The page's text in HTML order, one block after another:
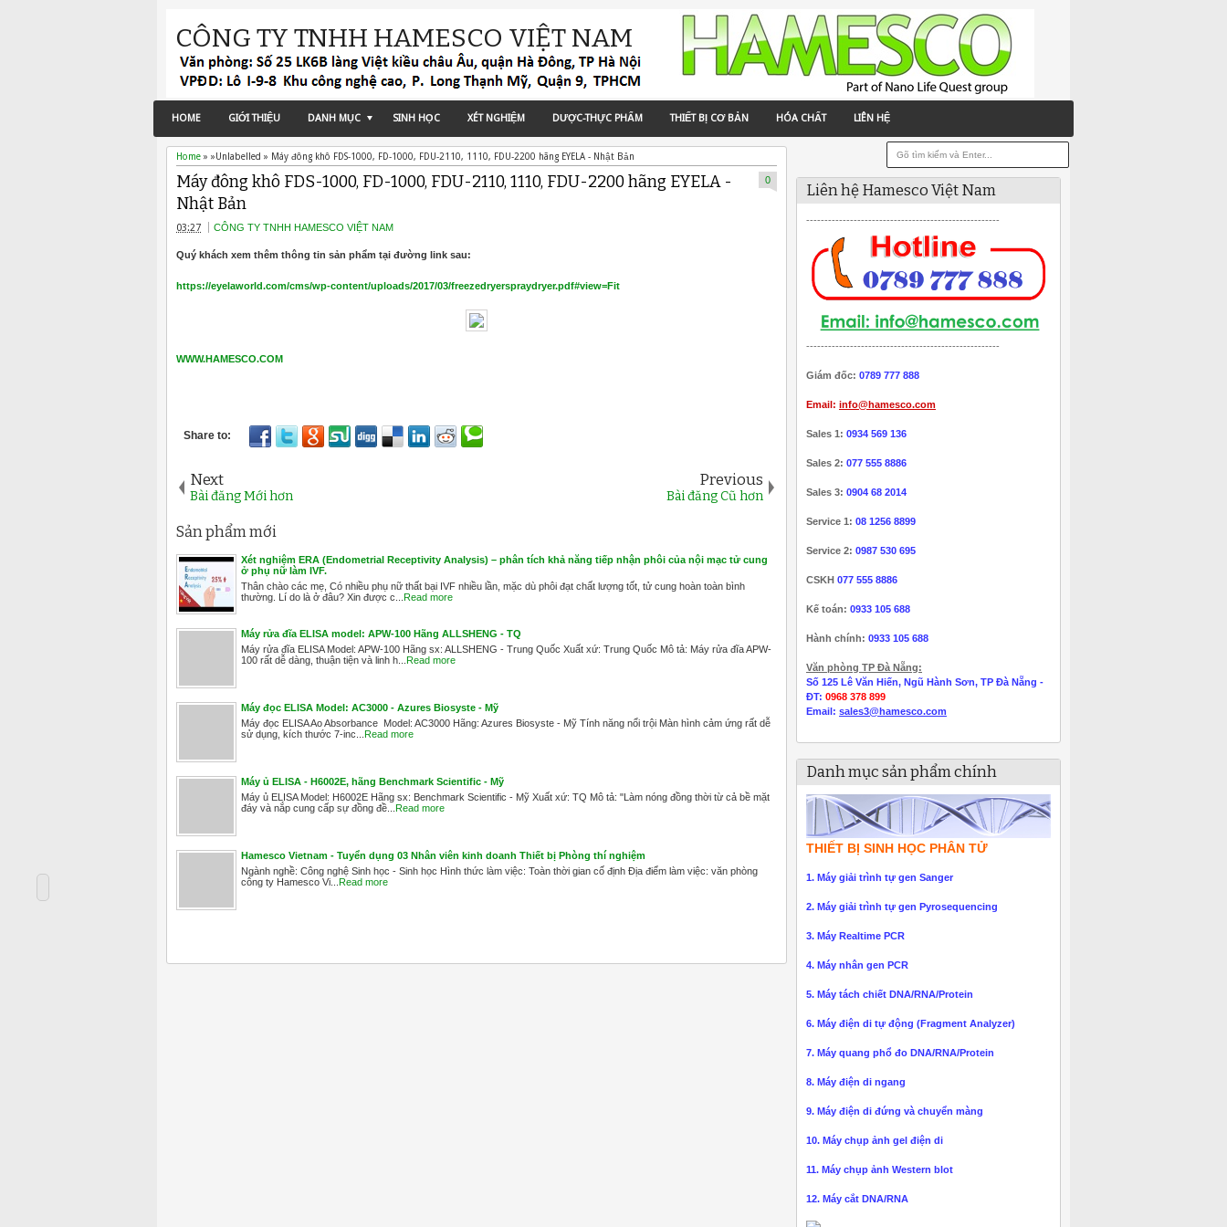
CÔNG TY TNHH HAMESCO VIỆT NAM
HOME GIỚI THIỆU DANH MỤC SINH HỌC XÉT NGHIỆM DƯỢC-THỰC PHẨM THIẾT BỊ CƠ BẢN HÓA CHẤT LIÊN HỆ
Home » »Unlabelled » Máy đông khô FDS-1000, FD-1000, FDU-2110, 1110, FDU-2200 hãng EYELA - Nhật Bản
Máy đông khô FDS-1000, FD-1000, FDU-2110, 1110, FDU-2200 hãng EYELA -
Nhật Bản
03:27 CÔNG TY TNHH HAMESCO VIỆT NAM
0
Quý khách xem thêm thông tin sản phẩm tại đường link sau:
https://eyelaworld.com/cms/wp-content/uploads/2017/03/freezedryerspraydryer.pdf#view=Fit
WWW.HAMESCO.COM
Next
Bài đăng Mới hơn
Previous
Bài đăng Cũ hơn
Sản phẩm mới
Xét nghiệm ERA (Endometrial Receptivity Analysis) – phân tích khả năng tiếp nhận phôi của nội mạc tử cung
ở phụ nữ làm IVF.
Thân chào các mẹ, Có nhiều phụ nữ thất bại IVF nhiều lần, mặc dù phôi đạt chất lượng tốt, tử cung hoàn toàn bình
thường. Lí do là ở đâu? Xin được c...
Read more
Máy rửa đĩa ELISA model: APW-100 Hãng ALLSHENG - TQ
Máy rửa đĩa ELISA Model: APW-100 Hãng sx: ALLSHENG - Trung Quốc Xuất xứ: Trung Quốc Mô tả: Máy rửa đĩa APW-
100 rất dễ dàng, thuận tiện và linh h...
Read more
Máy đọc ELISA Model: AC3000 - Azures Biosyste - Mỹ
Máy đọc ELISA Ao Absorbance Model: AC3000 Hãng: Azures Biosyste - Mỹ Tính năng nổi trội Màn hình cảm ứng rất dễ
sử dụng, kích thước 7-inc...
Read more
Máy ủ ELISA - H6002E, hãng Benchmark Scientific - Mỹ
Máy ủ ELISA Model: H6002E Hãng sx: Benchmark Scientific - Mỹ Xuất xứ: TQ Mô tả: "Làm nóng đồng thời từ cả bề mặt
đáy và nắp cung cấp sự đồng đề...
Read more
Hamesco Vietnam - Tuyển dụng 03 Nhân viên kinh doanh Thiết bị Phòng thí nghiệm
Ngành nghề: Công nghệ Sinh học - Sinh học Hình thức làm việc: Toàn thời gian cố định Địa điểm làm việc: văn phòng
công ty Hamesco Vi...
Read more
Liên hệ Hamesco Việt Nam
-----------------------------------------------------
-----------------------------------------------------
Giám đốc: 0789 777 888
Email: info@hamesco.com
Sales 1: 0934 569 136
Sales 2: 077 555 8886
Sales 3: 0904 68 2014
Service 1: 08 1256 8899
Service 2: 0987 530 695
CSKH 077 555 8886
Kế toán: 0933 105 688
Hành chính: 0933 105 688
Văn phòng TP Đà Nẵng:
Số 125 Lê Văn Hiến, Ngũ Hành Sơn, TP Đà Nẵng -
ĐT: 0968 378 899
Email: sales3@hamesco.com
Danh mục sản phẩm chính
THIẾT BỊ SINH HỌC PHÂN TỬ
1. Máy giải trình tự gen Sanger
2. Máy giải trình tự gen Pyrosequencing
3. Máy Realtime PCR
4. Máy nhân gen PCR
5. Máy tách chiết DNA/RNA/Protein
6. Máy điện di tự động (Fragment Analyzer)
7. Máy quang phổ đo DNA/RNA/Protein
8. Máy điện di ngang
9. Máy điện di đứng và chuyển màng
10. Máy chụp ảnh gel điện di
11. Máy chụp ảnh Western blot
12. Máy cắt DNA/RNA